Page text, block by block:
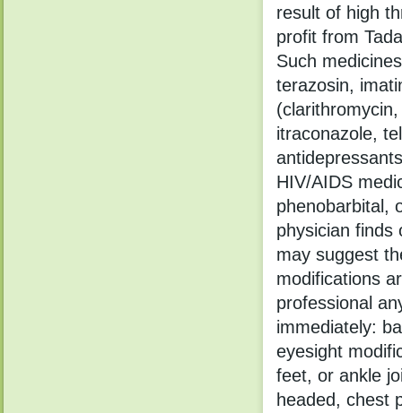
result of high
profit from
Such
terazosin,
itraconazole,
HIV/AIDS
phenobarbital,
physician finds
may suggest
modifications
professional
immediately:
eyesight
feet, or ankle
headed, chest